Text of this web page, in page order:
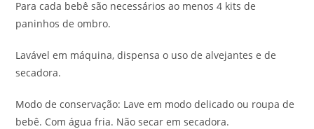
Para cada bebê são necessários ao menos 4 kits de
paninhos de ombro.
Lavável em máquina, dispensa o uso de alvejantes e de
secadora.
Modo de conservação: Lave em modo delicado ou roupa de
bebê. Com água fria. Não secar em secadora.